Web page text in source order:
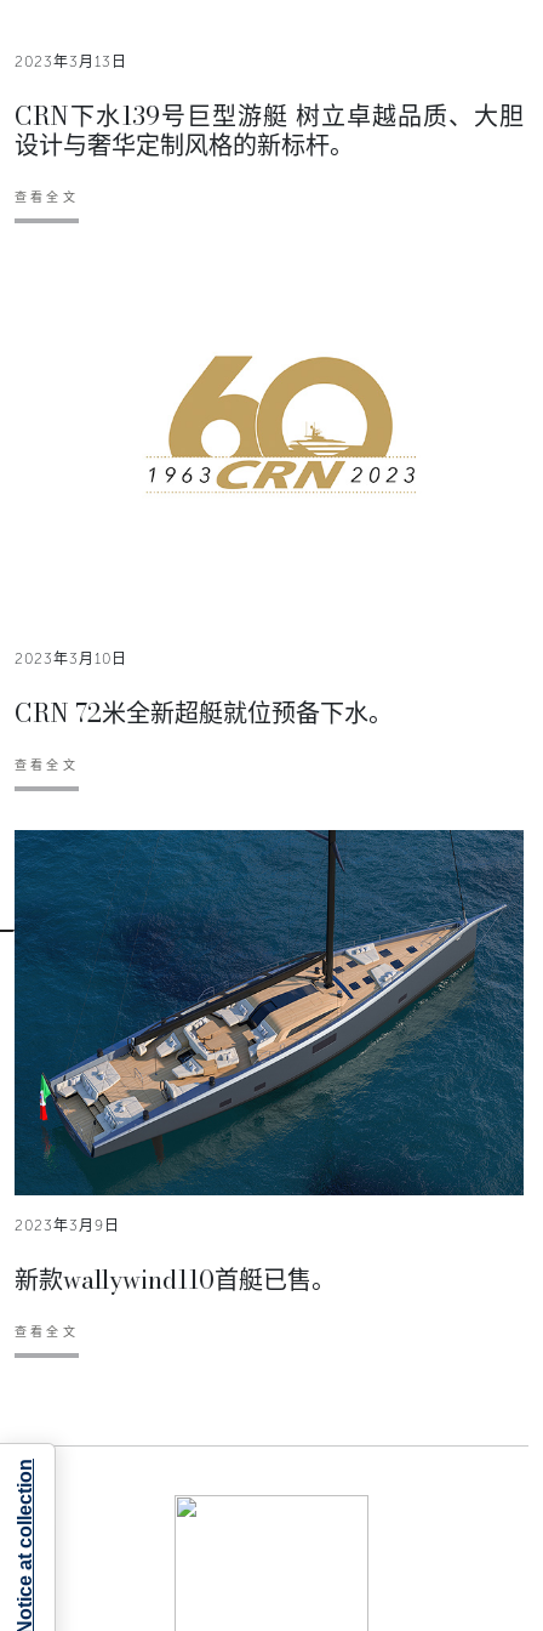
2023年3月13日
CRN下水139号巨型游艇 树立卓越品质、大胆
设计与奢华定制风格的新标杆。
查看全文
2023年3月10日
CRN 72米全新超艇就位预备下水。
查看全文
2023年3月9日
新款wallywind110首艇已售。
查看全文
Notice at collection